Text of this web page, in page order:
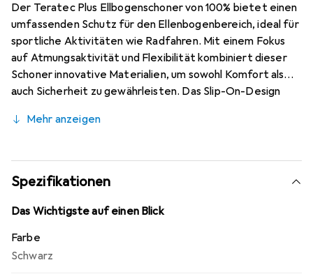
Der Teratec Plus Ellbogenschoner von 100% bietet einen
umfassenden Schutz für den Ellenbogenbereich, ideal für
sportliche Aktivitäten wie Radfahren. Mit einem Fokus
auf Atmungsaktivität und Flexibilität kombiniert dieser
Schoner innovative Materialien, um sowohl Komfort als
auch Sicherheit zu gewährleisten. Das Slip-On-Design
verstärkte seitliche Polsterung zusätzlichen Schutz
sorgt dafür, dass der Schoner auch bei intensiven
Aktivitäten angenehm zu tragen ist. Die Verwendung von
elastischem Silikongewebe verhindert ein Verrutschen,
sodass der Schoner während der Nutzung an Ort und
Aufprallschutz gewährleistet, dass der Träger vor
Stössen und Verletzungen geschützt ist.
Mehr anzeigen
Spezifikationen
Das Wichtigste auf einen Blick
Farbe
Schwarz